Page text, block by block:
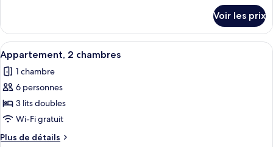
double
le
type
de
chambre
Studio,
double
Voir les prix
Afficher
toutes
les
photos
pour
ce
type
Une chambre d’hôtel avec un lit,
6
Appartement, 2 chambres
1 chambre
6 personnes
3 lits doubles
Wi-Fi gratuit
Plus de détails
Plus